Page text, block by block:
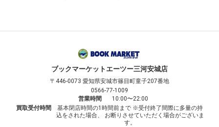
ブックマーケットエーツー三河安城店
〒446-0073 愛知県安城市篠目町童子207番地
0566-77-1009
営業時間
10:00〜22:00
買取受付時間
基本閉店時間の1時間前まで ※受付終了間際に多量の持
込をされた場合、 お断りさせていただく場合がございま
す。